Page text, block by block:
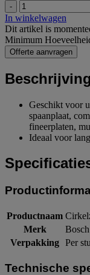
-
In winkelwagen
Dit artikel is
Minimum
Offerte aanvragen
Beschrijving
Geschikt voor
spaanplaat,
fineerplaten,
Ideaal voor
Productnaam
Merk
Bosch
Verpakking Per
Technische